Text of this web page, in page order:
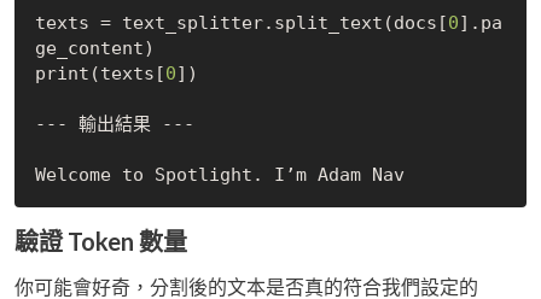
texts = text_splitter.split_text(docs[0].pa
ge_content)
print(texts[0])
--- 輸出結果 ---
驗證 Token 數量
你可能會好奇，分割後的文本是否真的符合我們設定的